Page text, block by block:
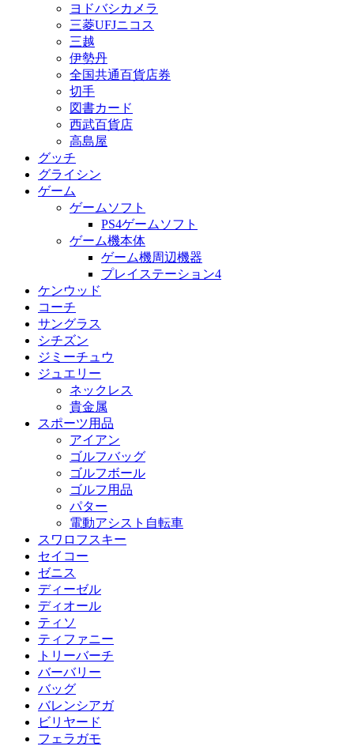
ヨドバシカメラ
三菱UFJニコス
三越
伊勢丹
全国共通百貨店券
切手
図書カード
西武百貨店
高島屋
グッチ
グライシン
ゲーム
ゲームソフト
PS4ゲームソフト
ゲーム機本体
ゲーム機周辺機器
プレイステーション4
ケンウッド
コーチ
サングラス
シチズン
ジミーチュウ
ジュエリー
ネックレス
貴金属
スポーツ用品
アイアン
ゴルフバッグ
ゴルフボール
ゴルフ用品
パター
電動アシスト自転車
スワロフスキー
セイコー
ゼニス
ディーゼル
ディオール
ティソ
ティファニー
トリーバーチ
バーバリー
バッグ
バレンシアガ
ビリヤード
フェラガモ